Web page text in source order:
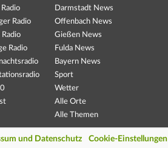
Radio
Radio
Radio
Darmstadt News
Offenbach News
Gießen News
Fulda News
Bayern News
Sport
Wetter
Alle Orte
Alle Themen
und Datenschutz Cookie-Einstellungen